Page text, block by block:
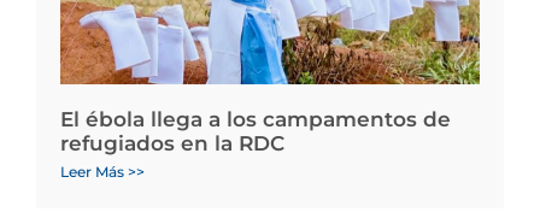
El ébola llega a los campamentos de
refugiados en la RDC
Leer Más >>